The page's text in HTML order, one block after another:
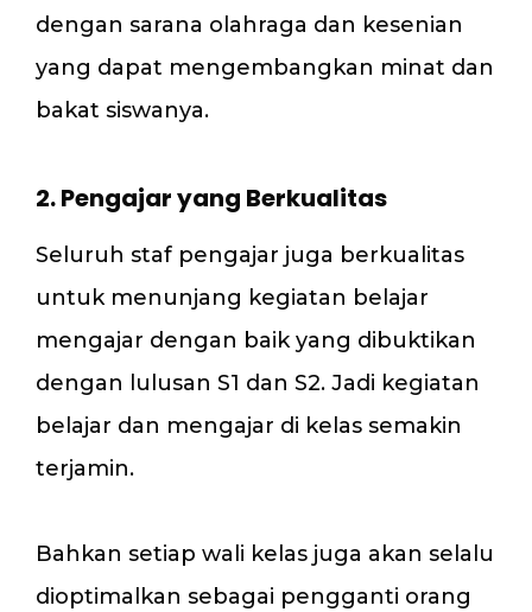
dengan sarana olahraga dan kesenian
yang dapat mengembangkan minat dan
bakat siswanya.
2. Pengajar yang Berkualitas
Seluruh staf pengajar juga berkualitas
untuk menunjang kegiatan belajar
mengajar dengan baik yang dibuktikan
dengan lulusan S1 dan S2. Jadi kegiatan
belajar dan mengajar di kelas semakin
terjamin.
Bahkan setiap wali kelas juga akan selalu
dioptimalkan sebagai pengganti orang